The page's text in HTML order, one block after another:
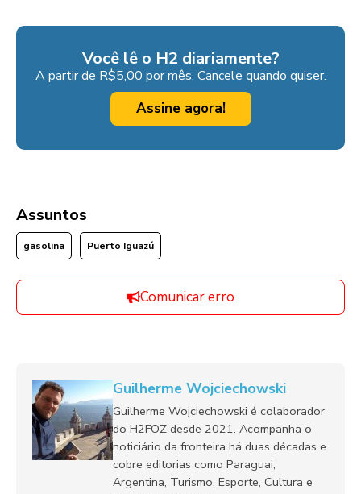
Você lê o H2 diariamente?
A partir de R$5,00 por mês. Cancele quando quiser.
Assine agora!
Assuntos
gasolina Puerto Iguazú
Comunicar erro
Guilherme Wojciechowski
Guilherme Wojciechowski é colaborador
do H2FOZ desde 2021. Acompanha o
noticiário da fronteira há duas décadas e
cobre editorias como Paraguai,
Argentina, Turismo, Esporte, Cultura e